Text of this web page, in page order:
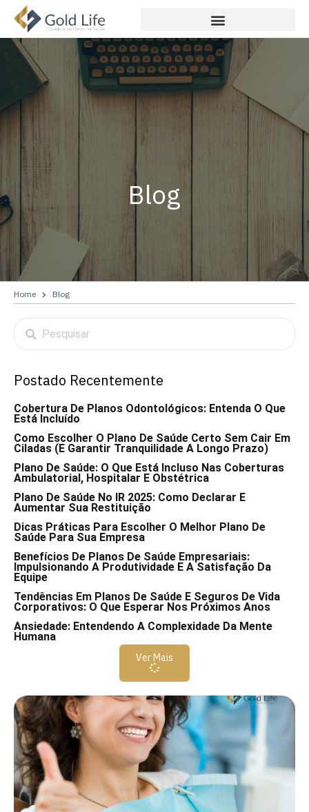
Blog
Home Blog
Postado Recentemente
Cobertura De Planos Odontológicos: Entenda O Que
Está Incluído
Como Escolher O Plano De Saúde Certo Sem Cair Em
Ciladas (e Garantir Tranquilidade A Longo Prazo)
Plano De Saúde: O Que Está Incluso Nas Coberturas
Ambulatorial, Hospitalar E Obstétrica
Plano De Saúde No IR 2025: Como Declarar E
Aumentar Sua Restituição
Dicas Práticas Para Escolher O Melhor Plano De
Saúde Para Sua Empresa
Benefícios De Planos De Saúde Empresariais:
Impulsionando A Produtividade E A Satisfação Da
Equipe
Tendências Em Planos De Saúde E Seguros De Vida
Corporativos: O Que Esperar Nos Próximos Anos
Ansiedade: Entendendo A Complexidade Da Mente
Humana
Ver Mais